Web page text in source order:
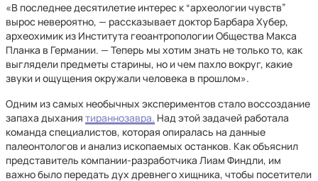
«В последнее десятилетие интерес к “археологии чувств”
вырос невероятно, — рассказывает доктор Барбара Хубер,
археохимик из Института геоантропологии Общества Макса
Планка в Германии. — Теперь мы хотим знать не только то, как
выглядели предметы старины, но и чем пахло вокруг, какие
звуки и ощущения окружали человека в прошлом».
Одним из самых необычных экспериментов стало воссоздание
запаха дыхания тираннозавра. Над этой задачей работала
команда специалистов, которая опиралась на данные
палеонтологов и анализ ископаемых останков. Как объяснил
представитель компании-разработчика Лиам Финдли, им
важно было передать дух древнего хищника, чтобы посетители